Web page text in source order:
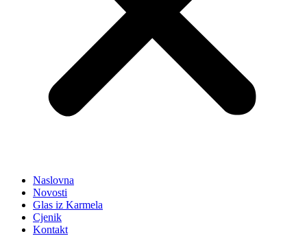
Naslovna
Novosti
Glas iz Karmela
Cjenik
Kontakt